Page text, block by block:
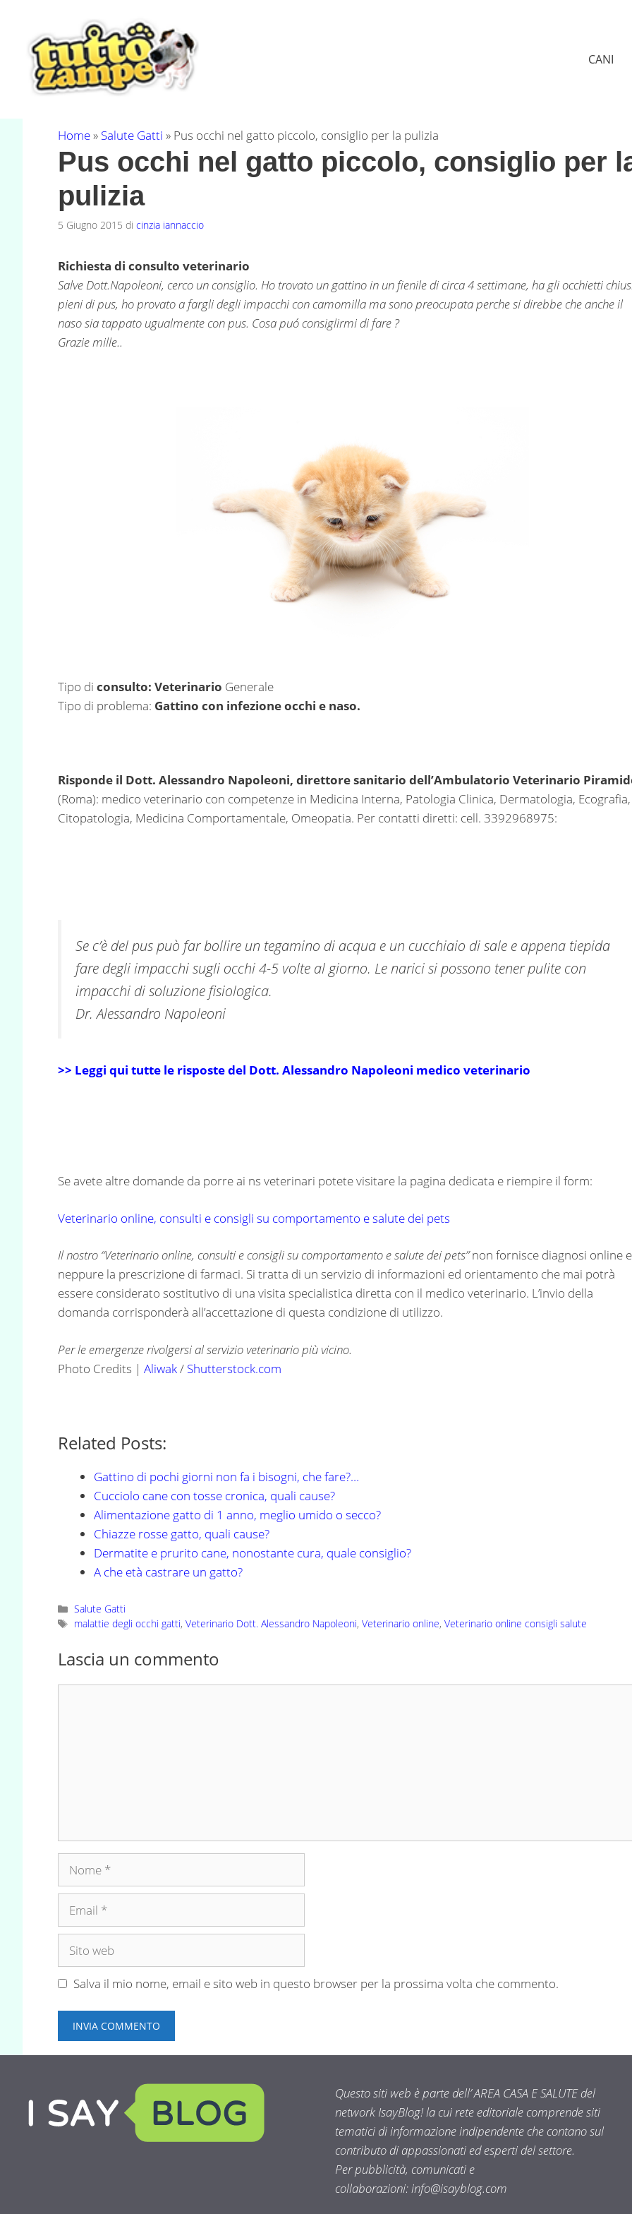
contenuto
CANI
Home» Salute Gatti » Pus occhi nel gatto piccolo, consiglio per la pulizia
Pus occhi nel gatto piccolo, consiglio per
pulizia
5 Giugno 2015 di cinzia iannaccio
Richiesta di consulto veterinario
Salve Dott.Napoleoni, cerco un consiglio. Ho trovato un gattino in un fienile di circa 4 settimane, ha gli occhietti
pieni di pus, ho provato a fargli degli impacchi con camomilla ma sono preocupata perche si direbbe che anche il
naso sia tappato ugualmente con pus. Cosa puó consiglirmi di fare ?
Grazie mille..
Tipo di consulto: Veterinario Generale
Tipo di problema: Gattino con infezione occhi e naso.
Risponde il Dott. Alessandro Napoleoni, direttore sanitario dell’Ambulatorio Veterinario
(Roma): medico veterinario con competenze in Medicina Interna, Patologia Clinica, Dermatologia, Ecografia,
Citopatologia, Medicina Comportamentale, Omeopatia. Per contatti diretti: cell. 3392968975:
Se c’è del pus può far bollire un tegamino di acqua e un cucchiaio di sale e appena tiepida
fare degli impacchi sugli occhi 4-5 volte al giorno. Le narici si possono tener pulite con
impacchi di soluzione fisiologica.
Dr. Alessandro Napoleoni
>> Leggi qui tutte le risposte del Dott. Alessandro Napoleoni medico veterinario
Se avete altre domande da porre ai ns veterinari potete visitare la pagina dedicata e riempire il form:
Veterinario online, consulti e consigli su comportamento e salute dei pets
Il nostro “Veterinario online, consulti e consigli su comportamento e salute dei pets”non fornisce diagnosi online e
neppure la prescrizione di farmaci. Si tratta di un servizio di informazioni ed orientamento che mai potrà
essere considerato sostitutivo di una visita specialistica diretta con il medico veterinario. L’invio della
domanda corrisponderà all’accettazione di questa condizione di utilizzo.
Per le emergenze rivolgersi al servizio veterinario più vicino.
Photo Credits | Aliwak/ Shutterstock.com
Related Posts:
Gattino di pochi giorni non fa i bisogni, che fare?…
Cucciolo cane con tosse cronica, quali cause?
Alimentazione gatto di 1 anno, meglio umido o secco?
Chiazze rosse gatto, quali cause?
Dermatite e prurito cane, nonostante cura, quale consiglio?
A che età castrare un gatto?
Categorie
Salute Gatti
Tag
malattie degli occhi gatti,Veterinario Dott. Alessandro Napoleoni,Veterinario online,Veterinario online consigli salute
Lascia un commento
Nome
Email
Sito
Salva il mio nome, email e sito web in questo browser per la prossima volta che commento.
Questo siti web è parte dell’ AREA CASA E SALUTE del
network IsayBlog! la cui rete editoriale comprende siti
tematici di informazione indipendente che contano sul
contributo di appassionati ed esperti del settore.
Per pubblicità, comunicati e
collaborazioni:info@isayblog.com